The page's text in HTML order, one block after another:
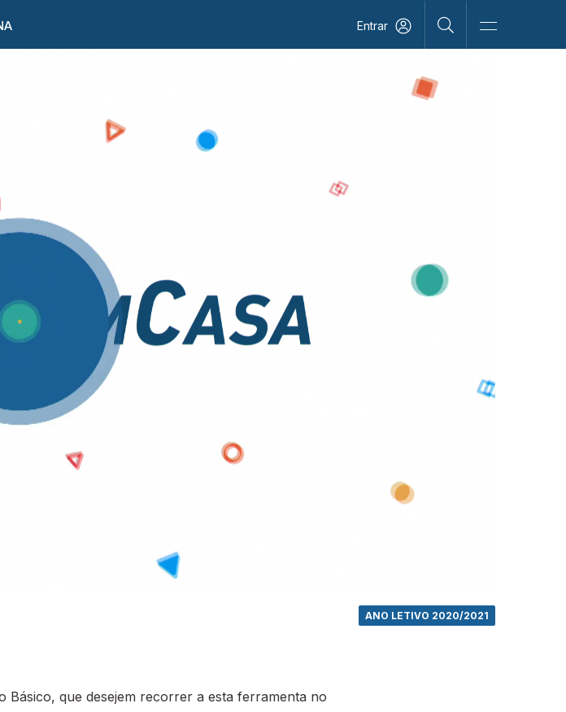
Entrar
ANO LETIVO 2020/2021
Básico, que desejem recorrer a esta ferramenta no